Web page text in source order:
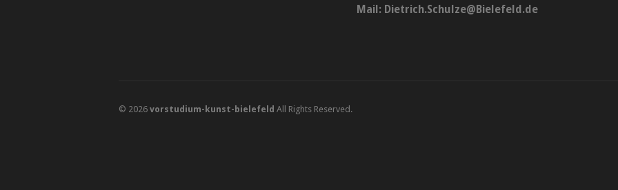
Mail: Dietrich.Schulze@Bielefeld.de
© 2026 vorstudium-kunst-bielefeld All Rights Reserved.